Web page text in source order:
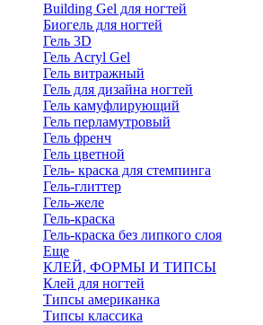
Building Gel для ногтей
Биогель для ногтей
Гель 3D
Гель Acryl Gel
Гель витражный
Гель для дизайна ногтей
Гель камуфлирующий
Гель перламутровый
Гель френч
Гель цветной
Гель- краска для стемпинга
Гель-глиттер
Гель-желе
Гель-краска
Гель-краска без липкого слоя
Еще
КЛЕЙ, ФОРМЫ И ТИПСЫ
Клей для ногтей
Типсы американка
Типсы классика